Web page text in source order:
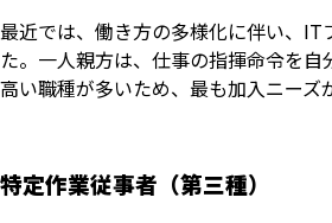
最近では、働き方の多様化に伴い、
た。一人親方は、仕事の指揮命令を
高い職種が多いため、最も加入ニーズ
特定作業従事者（第三種）